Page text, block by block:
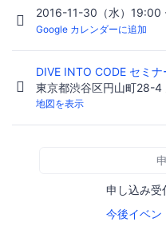
2016-11-30（水）19:00
Google カレンダーに追加
DIVE INTO CODE セミナ
東京都渋谷区円山町28-4
地図を表示
申し込み受
今後イベン